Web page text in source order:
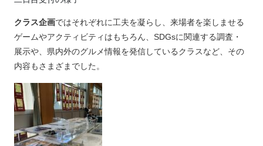
クラス企画ではそれぞれに工夫を凝らし、来場者を楽しませる
ゲームやアクティビティはもちろん、SDGsに関連する調査・
展示や、県内外のグルメ情報を発信しているクラスなど、その
内容もさまざまでした。